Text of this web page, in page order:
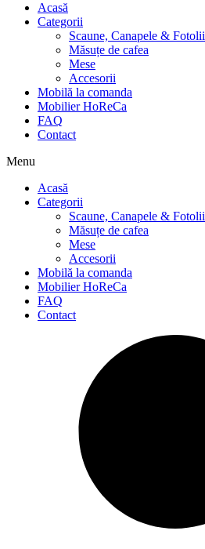
Acasă
Categorii
Scaune, Canapele & Fotolii
Măsuțe de cafea
Mese
Accesorii
Mobilă la comanda
Mobilier HoReCa
FAQ
Contact
Menu
Acasă
Categorii
Scaune, Canapele & Fotolii
Măsuțe de cafea
Mese
Accesorii
Mobilă la comanda
Mobilier HoReCa
FAQ
Contact